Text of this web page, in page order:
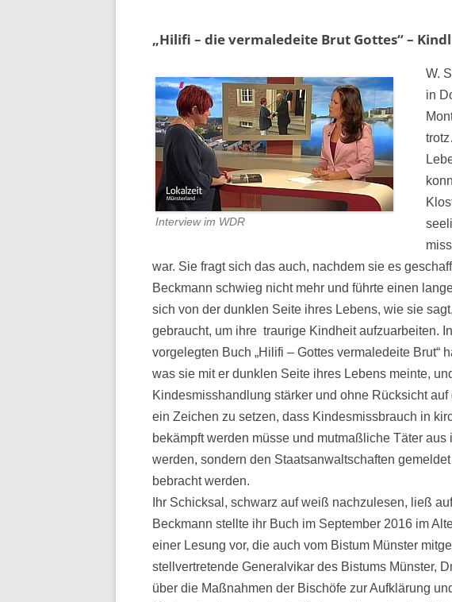
„Hilifi – die vermaledeite Brut Gottes“ –
Interview im WDR
W.
in
war. Sie fragt sich das auch, nachdem sie es
Beckmann schwieg nicht mehr und führte einen
sich von der dunklen Seite ihres Lebens, wie sie
gebraucht, um ihre traurige Kindheit aufzuarbeiten.
vorgelegten Buch „Hilifi – Gottes vermaledeite Brut“
was sie mit er dunklen Seite ihres Lebens meinte,
Kindesmisshandlung stärker und ohne Rücksicht
ein Zeichen zu setzen, dass Kindesmissbrauch in
bekämpft werden müsse und mutmaßliche Täter
werden, sondern den Staatsanwaltschaften
bebracht werden.
Ihr Schicksal, schwarz auf weiß nachzulesen, ließ
Beckmann stellte ihr Buch im September 2016 im
einer Lesung vor, die auch vom Bistum Münster
stellvertretende Generalvikar des Bistums Münster,
über die Maßnahmen der Bischöfe zur Aufklärung